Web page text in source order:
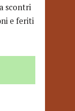
scontri
e feriti